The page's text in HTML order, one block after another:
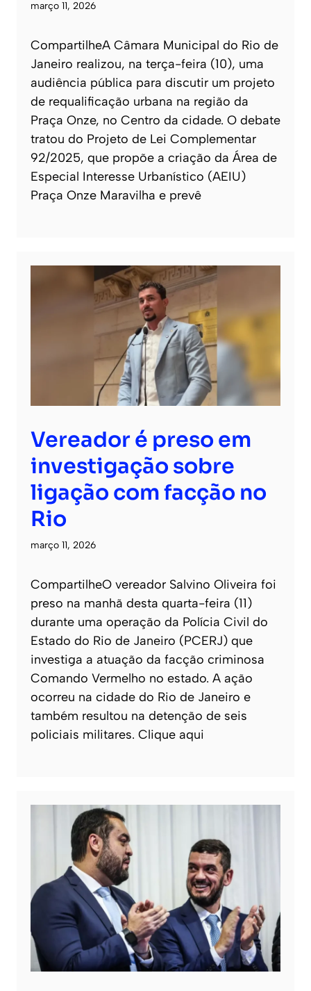
março 11, 2026
CompartilheA Câmara Municipal do Rio de
Janeiro realizou, na terça-feira (10), uma
audiência pública para discutir um projeto
de requalificação urbana na região da
Praça Onze, no Centro da cidade. O debate
tratou do Projeto de Lei Complementar
92/2025, que propõe a criação da Área de
Especial Interesse Urbanístico (AEIU)
Praça Onze Maravilha e prevê
Vereador é preso em
investigação sobre
ligação com facção no
Rio
março 11, 2026
CompartilheO vereador Salvino Oliveira foi
preso na manhã desta quarta-feira (11)
durante uma operação da Polícia Civil do
Estado do Rio de Janeiro (PCERJ) que
investiga a atuação da facção criminosa
Comando Vermelho no estado. A ação
ocorreu na cidade do Rio de Janeiro e
também resultou na detenção de seis
policiais militares. Clique aqui